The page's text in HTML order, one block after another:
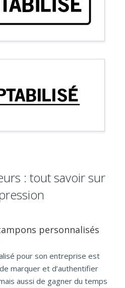
: tout savoir sur
personnalisés
pour son entreprise est
marquer et d’authentifier
aussi de gagner du temps